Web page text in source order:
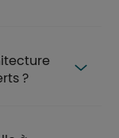
?